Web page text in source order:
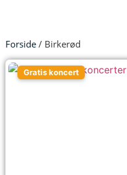
Forside / Birkerød
Gratis koncert